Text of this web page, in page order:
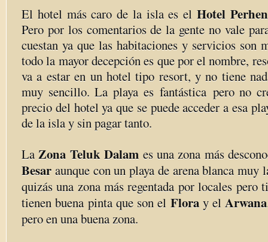
El hotel más caro de la isla es el Hotel
Pero por los comentarios de la gente no vale
cuestan ya que las habitaciones y servicios son
todo la mayor decepción es que por el nombre,
va a estar en un hotel tipo resort, y no tiene
muy sencillo. La playa es fantástica pero no
precio del hotel ya que se puede acceder a esa
de la isla y sin pagar tanto.
LaZona Teluk Dalam es una zona más
Besar aunque con un playa de arena blanca muy
quizás una zona más regentada por locales pero
tienen buena pinta que son el Floray elArwana
pero en una buena zona.